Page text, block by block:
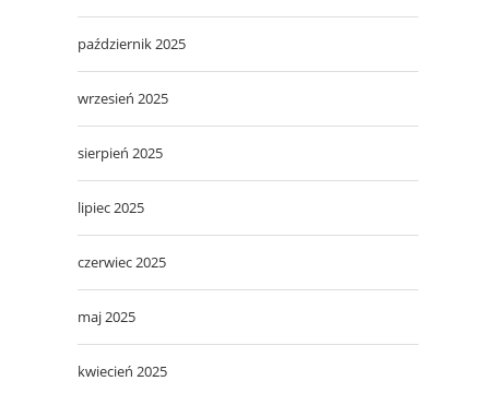
październik 2025
wrzesień 2025
sierpień 2025
lipiec 2025
czerwiec 2025
maj 2025
kwiecień 2025